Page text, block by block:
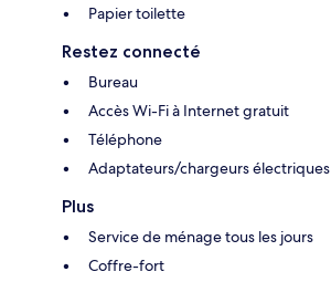
Papier toilette
Restez connecté
Bureau
Accès Wi-Fi à Internet gratuit
Téléphone
Adaptateurs/chargeurs électriques
Plus
Service de ménage tous les jours
Coffre-fort